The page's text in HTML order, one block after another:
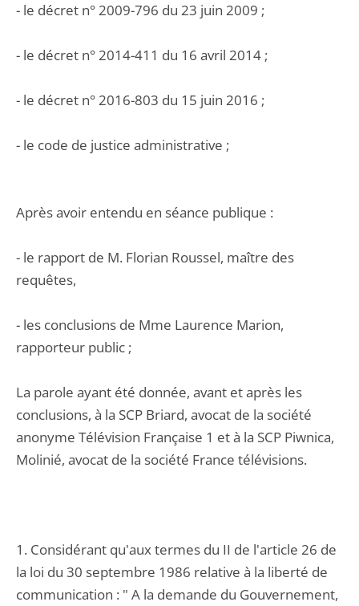
- le décret n° 2009-796 du 23 juin 2009 ;
- le décret n° 2014-411 du 16 avril 2014 ;
- le décret n° 2016-803 du 15 juin 2016 ;
- le code de justice administrative ;
Après avoir entendu en séance publique :
- le rapport de M. Florian Roussel, maître des
requêtes,
- les conclusions de Mme Laurence Marion,
rapporteur public ;
La parole ayant été donnée, avant et après les
conclusions, à la SCP Briard, avocat de la société
anonyme Télévision Française 1 et à la SCP Piwnica,
Molinié, avocat de la société France télévisions.
1. Considérant qu'aux termes du II de l'article 26 de
la loi du 30 septembre 1986 relative à la liberté de
communication : " A la demande du Gouvernement,